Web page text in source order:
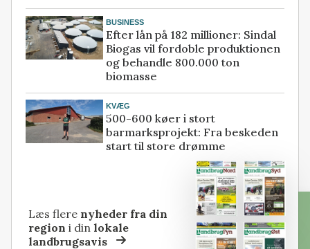
BUSINESS
Efter lån på 182 millioner: Sindal
Biogas vil fordoble produktionen
og behandle 800.000 ton
biomasse
KVÆG
500-600 køer i stort
barmarksprojekt: Fra beskeden
start til store drømme
Læs flere nyheder fra din
region i dinlokale
landbrugsavis